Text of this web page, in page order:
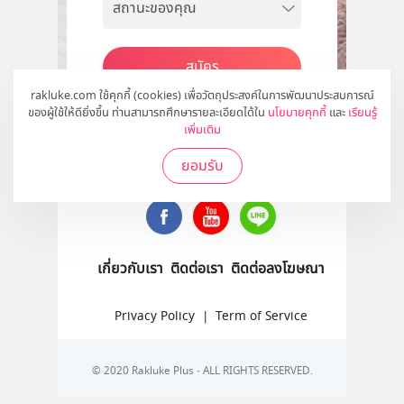
rakluke.com ใช้คุกกี้ (cookies) เพื่อวัตถุประสงค์ในการพัฒนาประสบการณ์
ของผู้ใช้ให้ดียิ่งขึ้น ท่านสามารถศึกษารายละเอียดได้ใน นโยบายคุกกี้ และ เรียนรู้
เพิ่มเติม
ยอมรับ
สมัคร
ติดตามเราได้ที่
เกี่ยวกับเรา ติดต่อเรา ติดต่อลงโฆษณา
Privacy Policy | Term of Service
© 2020 Rakluke Plus - ALL RIGHTS RESERVED.